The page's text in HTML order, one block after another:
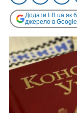
Додати LB.ua як
джерело в Google